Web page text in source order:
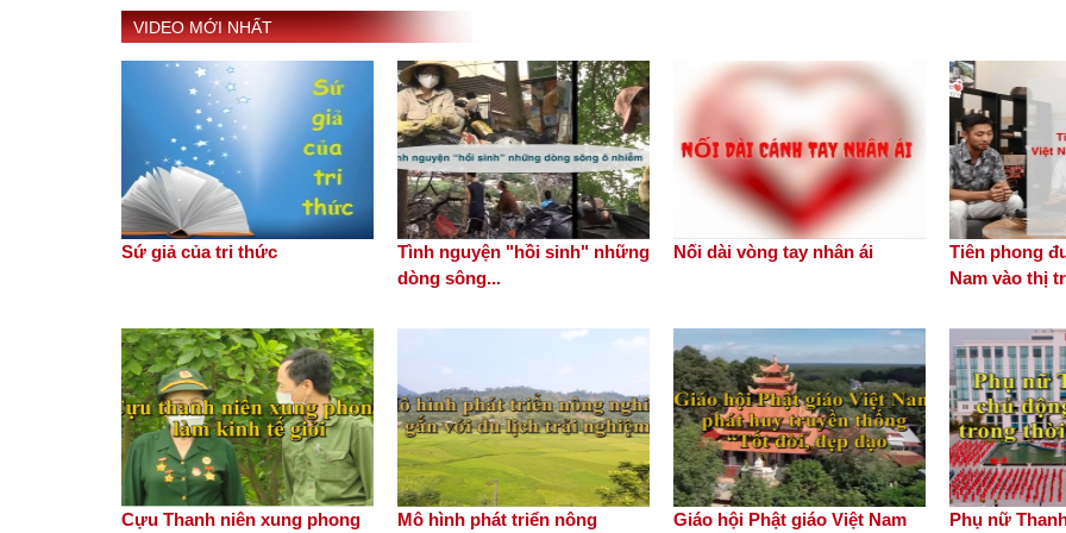
VIDEO MỚI NHẤT
Sứ giả của tri thức
Tình nguyện "hồi sinh" những
dòng sông...
Nối dài vòng tay nhân ái
Tiên phong
Nam vào thị
Cựu Thanh niên xung phong Mô hình phát triển nông Giáo hội Phật giáo Việt Nam Phụ nữ